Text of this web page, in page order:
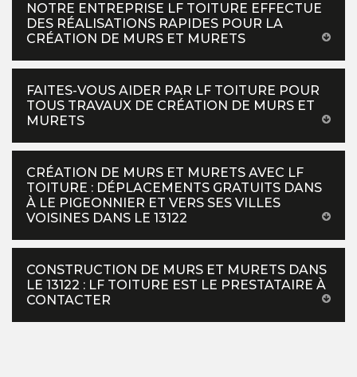
NOTRE ENTREPRISE LF TOITURE EFFECTUE
DES RÉALISATIONS RAPIDES POUR LA
CRÉATION DE MURS ET MURETS
FAITES-VOUS AIDER PAR LF TOITURE POUR
TOUS TRAVAUX DE CRÉATION DE MURS ET
MURETS
CRÉATION DE MURS ET MURETS AVEC LF
TOITURE : DÉPLACEMENTS GRATUITS DANS
À LE PIGEONNIER ET VERS SES VILLES
VOISINES DANS LE 13122
CONSTRUCTION DE MURS ET MURETS DANS
LE 13122 : LF TOITURE EST LE PRESTATAIRE À
CONTACTER